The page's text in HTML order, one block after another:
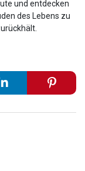
und entdecken
des Lebens zu